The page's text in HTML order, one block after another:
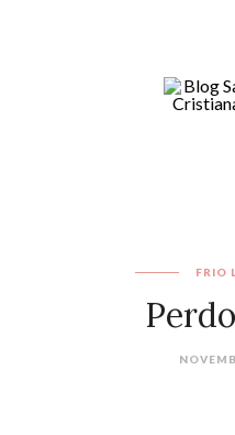
FRIO